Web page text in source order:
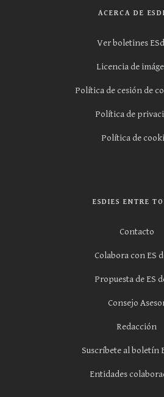
ACERCA DE
Ver boletines
Licencia de
Política de cesión de
Política de
Política de
ESDIES ENTRE
Contacto
Colabora con ES
Propuesta de ES
Consejo
Redacción
Suscríbete al boletín
Entidades